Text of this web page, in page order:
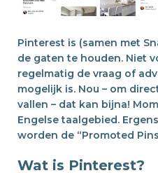
Pinterest is (samen met
de gaten te houden. Niet
regelmatig de vraag of
mogelijk is. Nou – om
vallen – dat kan bijna!
Engelse taalgebied.
worden de “Promoted
Wat is Pinterest?